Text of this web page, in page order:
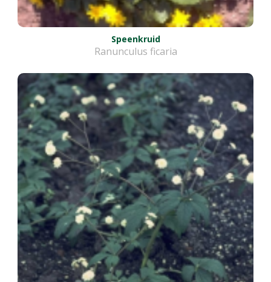
Speenkruid
Ranunculus ficaria